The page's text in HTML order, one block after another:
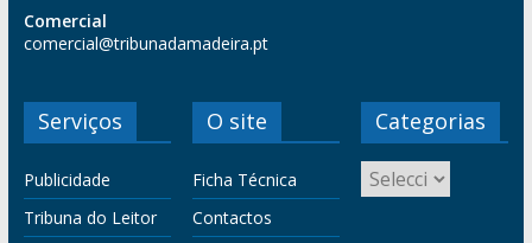
Comercial
comercial@tribunadamadeira.pt
Serviços
Publicidade
Tribuna do Leitor
O site
Ficha Técnica
Contactos
Categorias